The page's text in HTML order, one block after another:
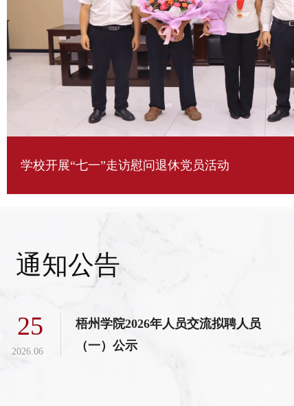
学校开展“七一”走访慰问退休党员活动
通知公告
25
2026.06
梧州学院2026年人员交流拟聘人员
（一）公示